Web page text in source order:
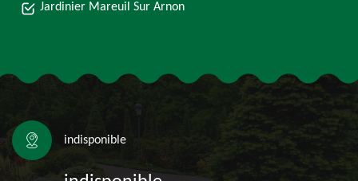
Jardinier Mareuil Sur Arnon
indisponible